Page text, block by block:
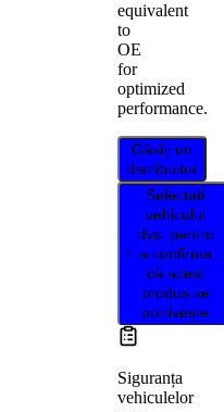
equivalent
to
OE
for
optimized
performance.
Găsiți un
distribuitor
Selectați
vehiculul
dvs. pentru
a confirma
că acest
produs se
potrivește
Siguranța
vehiculelor